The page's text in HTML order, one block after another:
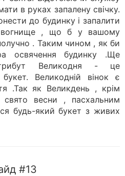
в руках запалену свічку.
до будинку і запалити
, що б у вашому
. Таким чином , як би
освячення будинку .Ще
Великодня - це
Великодній вінок є
.Так як Великдень , крім
весни , пасхальним
будь-який букет з живих
#13